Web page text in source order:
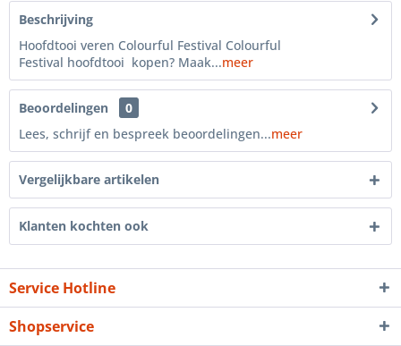
Beschrijving
Hoofdtooi veren Colourful Festival Colourful
Festival hoofdtooi kopen? Maak...meer
Beoordelingen
0
Lees, schrijf en bespreek beoordelingen...meer
Vergelijkbare artikelen
Klanten kochten ook
Service Hotline
Shopservice